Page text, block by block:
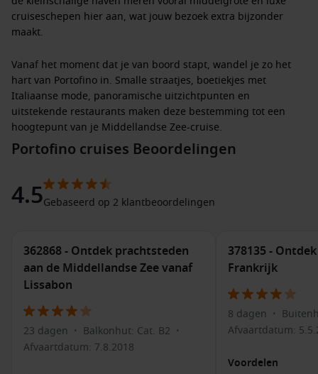
cruiseschepen hier aan, wat jouw bezoek extra bijzonder
maakt.
Vanaf het moment dat je van boord stapt, wandel je zo het
hart van Portofino in. Smalle straatjes, boetiekjes met
Italiaanse mode, panoramische uitzichtpunten en
uitstekende restaurants maken deze bestemming tot een
hoogtepunt van je Middellandse Zee-cruise.
Cruisemaatschappijen die naar Portofino
varen
Door de beperkte aanlegmogelijkheden doen voornamelijk
verblijven in de haven.
Celebrity Cruises
– Moderne schepen met verfijnde
– Klassieke cruises met persoonlijke
service en veel aandacht voor cultuur.
– All-inclusive luxe met kleine
Portofino cruises Beoordelingen
4.5Gebaseerd op 2 klantbeoordelingen
362868 - Ontdek prachtsteden
aan de Middellandse Zee vanaf
Lissabon
23 dagen • Balkonhut: Cat. B2 •
Afvaartdatum: 7.8.2018
378135 -
Frankrijk
8 dagen •
Afvaartdatum:
Voordelen